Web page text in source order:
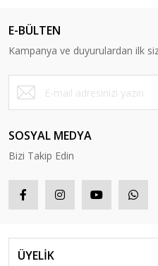
E-BÜLTEN
Kampanya ve duyurulardan ilk
SOSYAL MEDYA
Bizi Takip Edin
ÜYELİK